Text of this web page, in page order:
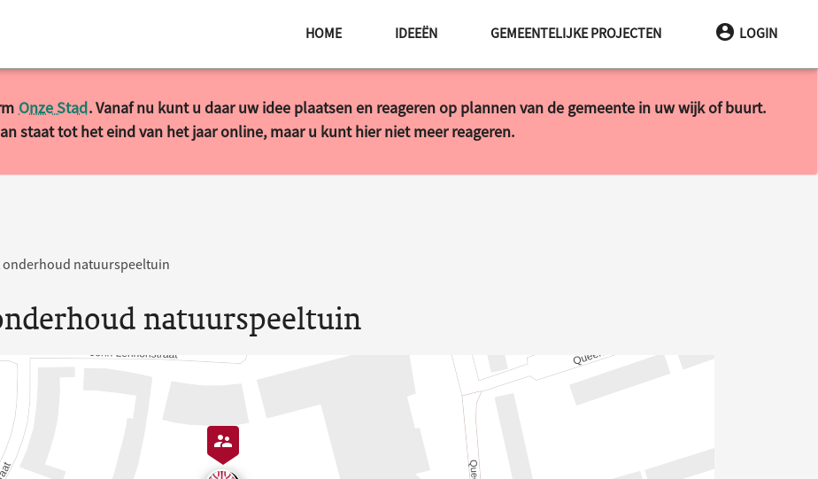
HOME IDEEËN GEMEENTELIJKE PROJECTEN LOGIN
Onze Stad. Vanaf nu kunt u daar uw idee plaatsen en reageren op plannen van de gemeente in uw wijk of buurt.
staat tot het eind van het jaar online, maar u kunt hier niet meer reageren.
natuurspeeltuin
natuurspeeltuin